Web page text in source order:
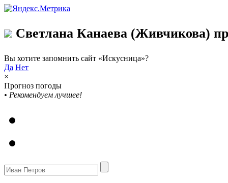
Светлана Канаева (Живчикова)
Вы хотите запомнить сайт «Искусница»?
Да Нет
×
Прогноз погоды
• Рекомендуем лучшее!